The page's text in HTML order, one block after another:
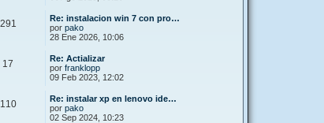
291
Re: instalacion win 7 con pro…
por pako
28 Ene 2026, 10:06
17
Re: Actializar
por franklopp
09 Feb 2023, 12:02
110
Re: instalar xp en lenovo ide…
por pako
02 Sep 2024, 10:23